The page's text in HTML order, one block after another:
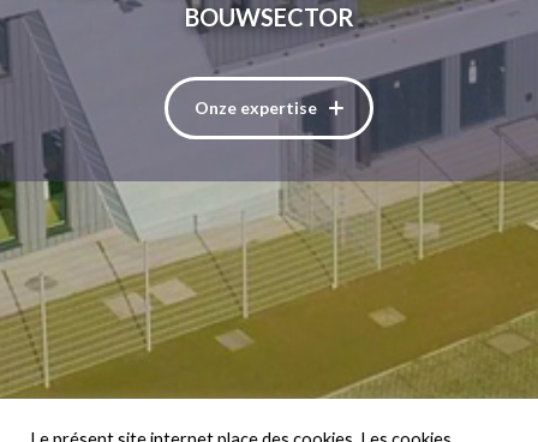
BOUWSECTOR
Onze expertise